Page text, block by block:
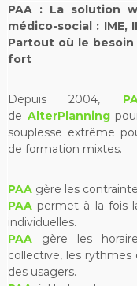
PAA : La solution
médico-social : IME,
Partout où le besoin
fort
Depuis 2004,
de AlterPlanning
souplesse extrême
de formation mixtes.
PAAgère les
PAApermet à la fois
individuelles.
PAAgère les
collective, les rythmes
des usagers.